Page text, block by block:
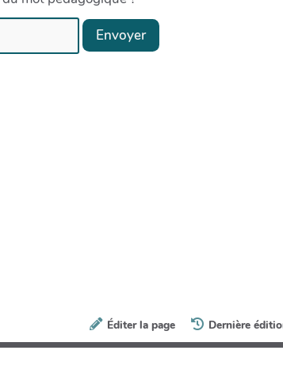
Envoyer
Éditer la page Dernière